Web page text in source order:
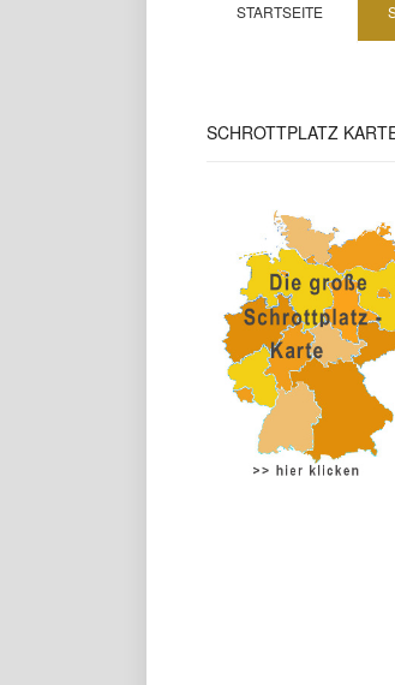
STARTSEITE
SCHROTTPLATZ